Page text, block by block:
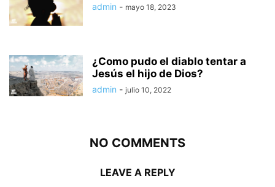
admin - mayo 18, 2023
¿Como pudo el diablo tentar a
Jesús el hijo de Dios?
admin - julio 10, 2022
NO COMMENTS
LEAVE A REPLY